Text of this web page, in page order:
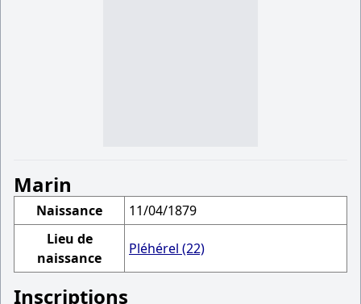
Marin
Naissance
11/04/1879
Lieu de
naissance
Pléhérel (22)
Inscriptions